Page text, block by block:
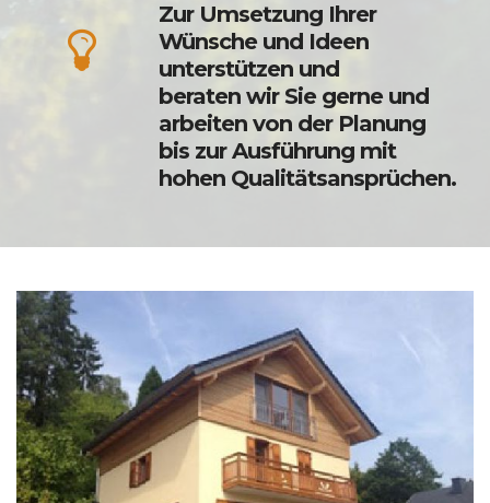
Zur Umsetzung Ihrer
Wünsche und Ideen
unterstützen und
beraten wir Sie gerne und
arbeiten von der Planung
bis zurAusführung mit
hohen Qualitätsansprüchen.